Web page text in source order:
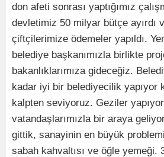
don afeti sonrası yaptığımız
devletimiz 50 milyar bütçe ayırdı
çiftçilerimize ödemeler yapıldı.
belediye başkanımızla birlikte
bakanlıklarımıza gideceğiz.
kadar iyi bir belediyecilik yapıyor
kalpten seviyoruz. Geziler
vatandaşlarımızla bir araya
gittik, sanayinin en büyük
sabah kahvaltısı ve öğle yemeği.